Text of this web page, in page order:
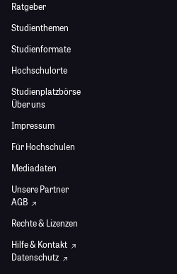
Ratgeber
Studienthemen
Studienformate
Hochschulorte
Studienplatzbörse
Über uns
Impressum
Für Hochschulen
Mediadaten
Unsere Partner
AGB
Rechte & Lizenzen
Hilfe & Kontakt
Datenschutz